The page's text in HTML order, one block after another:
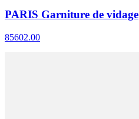
PARIS Garniture de vidage
85602.00